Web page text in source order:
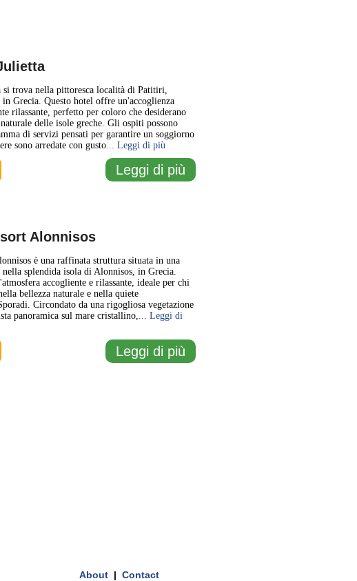
si trova nella pittoresca località di Patitiri,
Grecia. Questo hotel offre un'accoglienza
rilassante, perfetto per coloro che desiderano
delle isole greche. Gli ospiti possono
di servizi pensati per garantire un soggiorno
sono arredate con gusto... Leggi di più
Leggi di più
Alonnisos
è una raffinata struttura situata in una
splendida isola di Alonnisos, in Grecia.
accogliente e rilassante, ideale per chi
bellezza naturale e nella quiete
Circondato da una rigogliosa vegetazione
panoramica sul mare cristallino,
... Leggi di
Leggi di più
About |Contact